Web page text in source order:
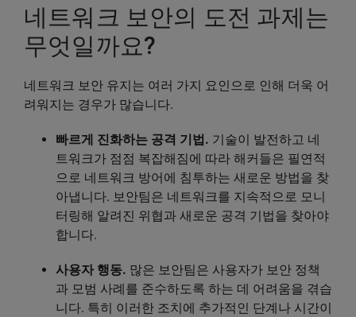
네트워크 보안의 도전 과제는
무엇일까요?
네트워크 보안 유지는 여러 가지 요인으로 인해 더욱 어
려워지는 경우가 많습니다.
빠르게 진화하는 공격 기법. 기술이 발전하고 네
트워크가 점점 복잡해짐에 따라 해커들은 필연적
으로 네트워크 방어에 침투하는 새로운 방법을 찾
아냅니다. 보안팀은 네트워크를 지속적으로 모니
터링해 알려진 위협과 새로운 공격 기법을 찾아야
합니다.
사용자 행동. 많은 보안팀은 사용자가 보안 정책
과 모범 사례를 준수하도록 하는 데 어려움을 겪습
니다. 특히 이러한 조치에 추가적인 단계나 시간이